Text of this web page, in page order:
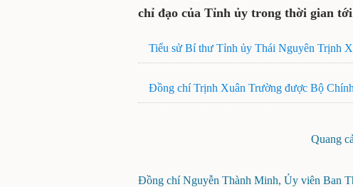
chỉ đạo của Tỉnh ủy trong thời gian
Tiểu sử Bí thư Tỉnh ủy Thái Nguyên Trịnh
Đồng chí Trịnh Xuân Trường được Bộ
Quang
Đồng chí Nguyễn Thành Minh, Ủy viên Ban